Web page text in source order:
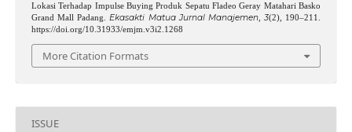
Lokasi Terhadap Impulse Buying Produk Sepatu Fladeo Geray Matahari Basko
Grand Mall Padang.Ekasakti Matua Jurnal Manajemen, 3(2), 190–211.
https://doi.org/10.31933/emjm.v3i2.1268
More Citation Formats
ISSUE